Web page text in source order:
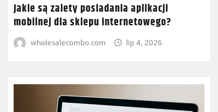
Jakie są zalety posiadania aplikacji
mobilnej dla sklepu internetowego?
wholesalecombo.com lip 4, 2026